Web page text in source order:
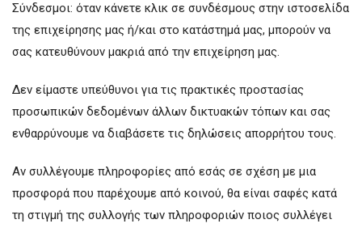
Σύνδεσμοι: όταν κάνετε κλικ σε συνδέσμους στην ιστοσελίδα
της επιχείρησης μας ή/και στο κατάστημά μας, μπορούν να
σας κατευθύνουν μακριά από την επιχείρηση μας.
Δεν είμαστε υπεύθυνοι για τις πρακτικές προστασίας
προσωπικών δεδομένων άλλων δικτυακών τόπων και σας
ενθαρρύνουμε να διαβάσετε τις δηλώσεις απορρήτου τους.
Αν συλλέγουμε πληροφορίες από εσάς σε σχέση με μια
προσφορά που παρέχουμε από κοινού, θα είναι σαφές κατά
τη στιγμή της συλλογής των πληροφοριών ποιος συλλέγει